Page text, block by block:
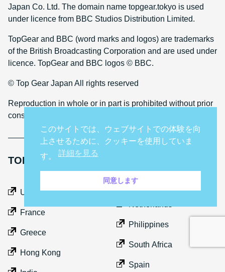
Japan Co. Ltd. The domain name topgear.tokyo is used
under licence from BBC Studios Distribution Limited.
TopGear and BBC (word marks and logos) are trademarks
of the British Broadcasting Corporation and are used under
licence. TopGear and BBC logos © BBC.
© Top Gear Japan All rights reserved
Reproduction in whole or in part is prohibited without prior
consent
TOP GEAR INTERNATIONAL SITES
UK
France
Greece
Hong Kong
Middle East
Philippines
South Africa
Spain
このサイトでは、ウェブサイトでの体験を向
上させるために、クッキーを使用していま
す。 詳細を見る
同意します